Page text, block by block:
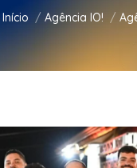
Você está aqui:
Início Agência IO!